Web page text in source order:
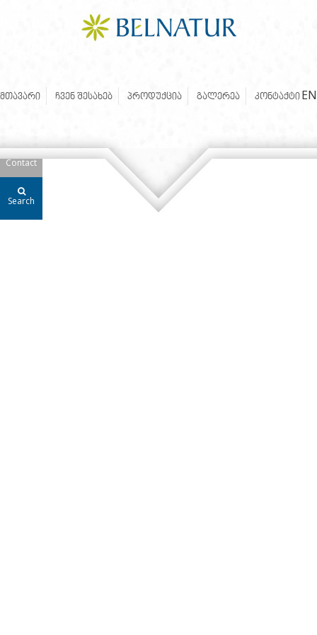
ᲛᲗᲐᲕᲐᲠᲘ ᲩᲕᲔᲜ ᲨᲔᲡᲐᲮᲔᲑ ᲞᲠᲝᲓᲣᲥᲪᲘᲐ ᲒᲐᲚᲔᲠᲔᲐ ᲙᲝᲜᲢᲐᲥᲢᲘ EN
Contact
Search
Copyright 2026. Unlimited by